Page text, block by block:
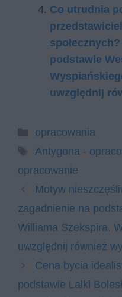
Co utrudnia
podstawie
uwzględnij
Kategorie
opracowania
Tagi
Antygona -
opracowanie
Motyw
zagadnienie na
Williama Szekspira.
uwzględnij również
Cena bycia
podstawie Lalki